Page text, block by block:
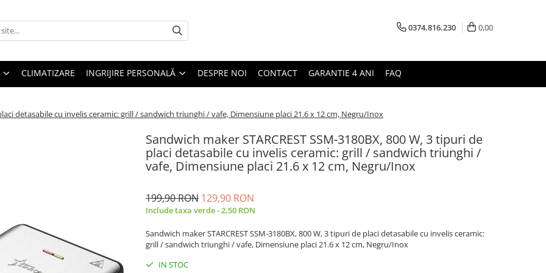
0374.816.230 0,00
CLIMATIZARE INGRIJIRE PERSONALĂ DESPRE NOI CONTACT GARANTIE 4 ANI FAQ
detasabile cu invelis ceramic: grill / sandwich triunghi / vafe, Dimensiune placi 21.6 x 12 cm, Negru/Inox
Sandwich maker STARCREST SSM-3180BX, 800 W, 3 tipuri de
placi detasabile cu invelis ceramic: grill / sandwich triunghi /
vafe, Dimensiune placi 21.6 x 12 cm, Negru/Inox
199,90 RON 129,90 RON
Include taxa verde - 2,50 RON
Sandwich maker STARCREST SSM-3180BX, 800 W, 3 tipuri de placi detasabile cu invelis ceramic:
grill / sandwich triunghi / vafe, Dimensiune placi 21.6 x 12 cm, Negru/Inox
IN STOC